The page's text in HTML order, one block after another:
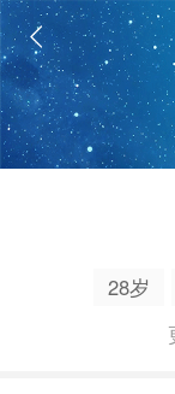
28岁